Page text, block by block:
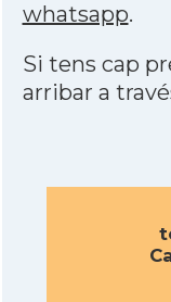
whatsapp.
Si tens cap
arribar a